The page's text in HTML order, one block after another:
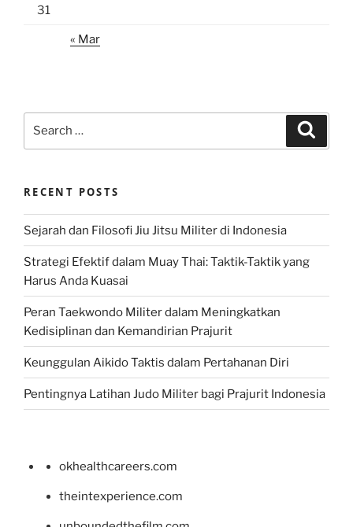
31
« Mar
RECENT POSTS
Sejarah dan Filosofi Jiu Jitsu Militer di Indonesia
Strategi Efektif dalam Muay Thai: Taktik-Taktik yang
Harus Anda Kuasai
Peran Taekwondo Militer dalam Meningkatkan
Kedisiplinan dan Kemandirian Prajurit
Keunggulan Aikido Taktis dalam Pertahanan Diri
Pentingnya Latihan Judo Militer bagi Prajurit Indonesia
okhealthcareers.com
theintexperience.com